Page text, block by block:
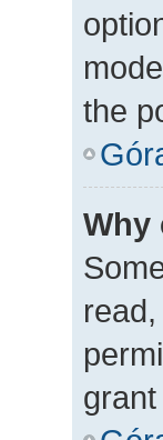
the
Why